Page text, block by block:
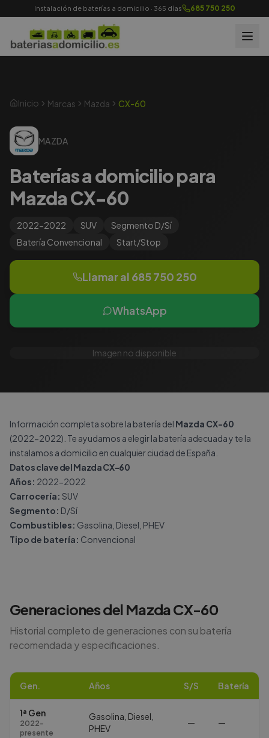
Instalación de baterías a domicilio · 365 días 685 750 250
Inicio Marcas Mazda CX-60
MAZDA
Baterías a domicilio para
Mazda CX-60
2022-2022 SUV Segmento D/Sí
Batería Convencional Start/Stop
Llamar al 685 750 250
WhatsApp
Imagen no disponible
Información completa sobre la batería del Mazda CX-60
(2022-2022). Te ayudamos a elegir la batería adecuada y te la
instalamos a domicilio en cualquier ciudad de España.
Datos clave del Mazda CX-60
Años: 2022-2022
Carrocería: SUV
Segmento: D/Sí
Combustibles: Gasolina, Diesel, PHEV
Tipo de batería: Convencional
Generaciones del MazdaCX-60
Historial completo de generaciones con su batería
recomendada y especificaciones.
Gen. Años S/S Batería
1ª Gen
2022-
presente
Gasolina, Diesel,
PHEV
— —